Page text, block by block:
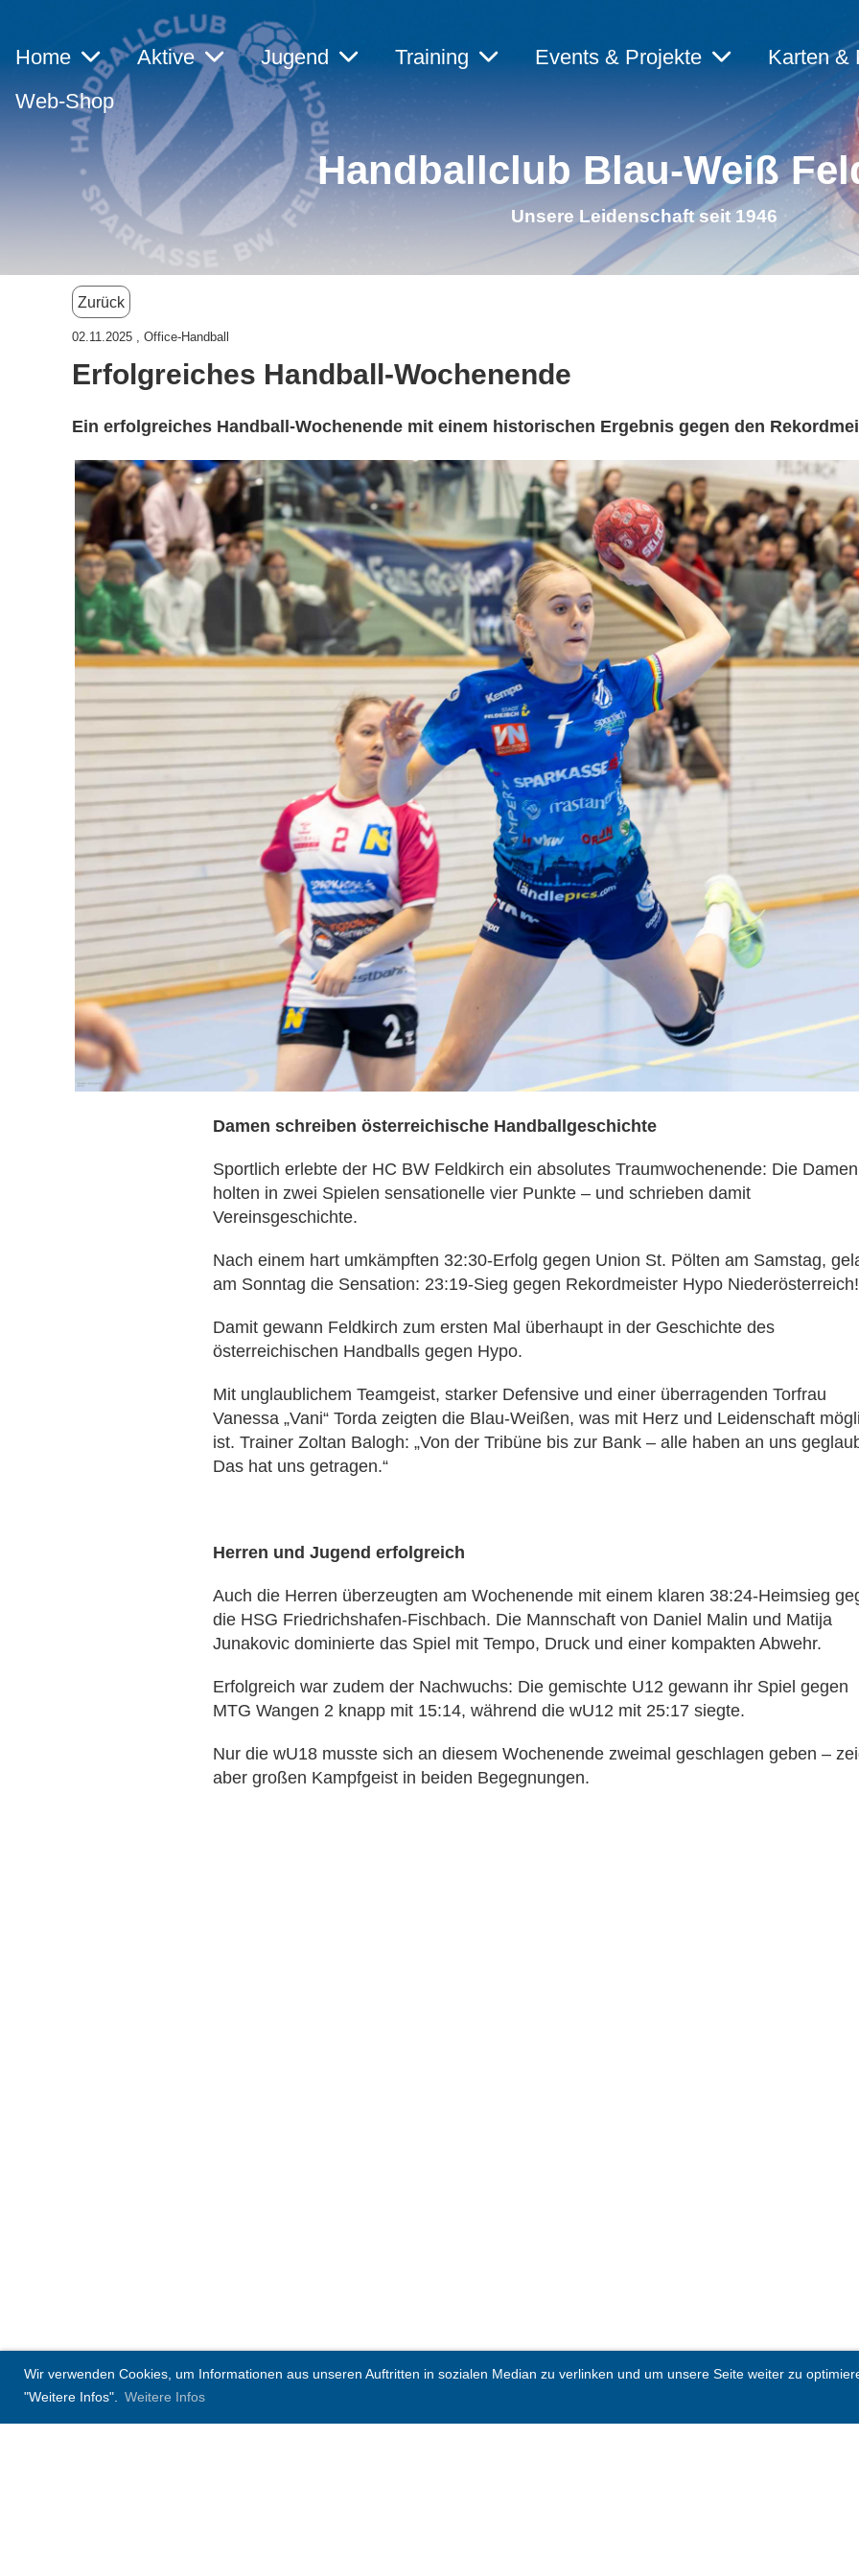
Wir verwenden Cookies, um Informationen aus unseren Auftritten in sozialen Median zu verlinken und um unsere Seite weiter zu
"Weitere Infos". Weitere Infos
Home Aktive Jugend Training Events & Projekte
Karten &
Web-Shop
Handballclub Blau-Weiß
Unsere Leidenschaft seit 1946
Zurück
02.11.2025 , Office-Handball
Erfolgreiches Handball-Wochenende
Ein erfolgreiches Handball-Wochenende mit einem historischen Ergebnis gegen den
Damen schreiben österreichische Handballgeschichte
Sportlich erlebte der HC BW Feldkirch ein absolutes Traumwochenende: Die Damen
holten in zwei Spielen sensationelle vier Punkte – und schrieben damit
Vereinsgeschichte.
Nach einem hart umkämpften 32:30-Erfolg gegen Union St. Pölten am Samstag,
am Sonntag die Sensation: 23:19-Sieg gegen Rekordmeister Hypo Niederösterreich!
Damit gewann Feldkirch zum ersten Mal überhaupt in der Geschichte des
österreichischen Handballs gegen Hypo.
Mit unglaublichem Teamgeist, starker Defensive und einer überragenden Torfrau
Vanessa „Vani“ Torda zeigten die Blau-Weißen, was mit Herz und Leidenschaft
ist. Trainer Zoltan Balogh: „Von der Tribüne bis zur Bank – alle haben an uns
Das hat uns getragen.“
Herren und Jugend erfolgreich
Auch die Herren überzeugten am Wochenende mit einem klaren 38:24-Heimsieg
die HSG Friedrichshafen-Fischbach. Die Mannschaft von Daniel Malin und Matija
Junakovic dominierte das Spiel mit Tempo, Druck und einer kompakten Abwehr.
Erfolgreich war zudem der Nachwuchs: Die gemischte U12 gewann ihr Spiel gegen
MTG Wangen 2 knapp mit 15:14, während die wU12 mit 25:17 siegte.
Nur die wU18 musste sich an diesem Wochenende zweimal geschlagen geben –
aber großen Kampfgeist in beiden Begegnungen.